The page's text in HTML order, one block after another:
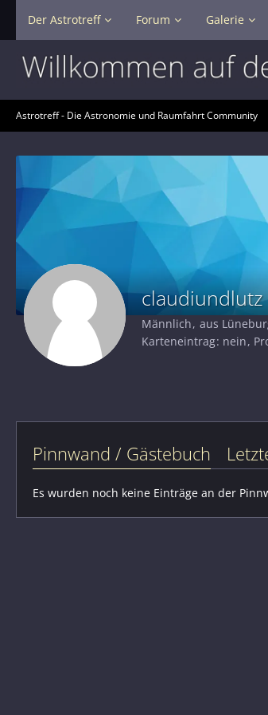
Der Astrotreff Forum Galerie
Astrotreff - Die Astronomie und Raumfahrt Community
claudiundlutz
Männlich aus
Karteneintrag nein
Pinnwand / Gästebuch
Es wurden noch keine Einträge an der